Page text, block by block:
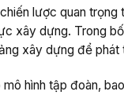
lược quan
xây dựng. Trong
xây dựng để
hình tập đoàn,